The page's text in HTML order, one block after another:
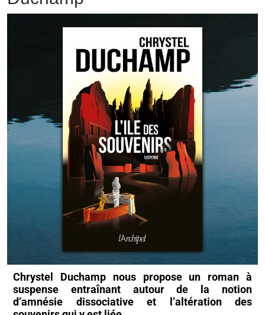
Chrystel Duchamp nous propose un roman à
suspense entraînant autour de la notion
d’amnésie dissociative et l’altération des